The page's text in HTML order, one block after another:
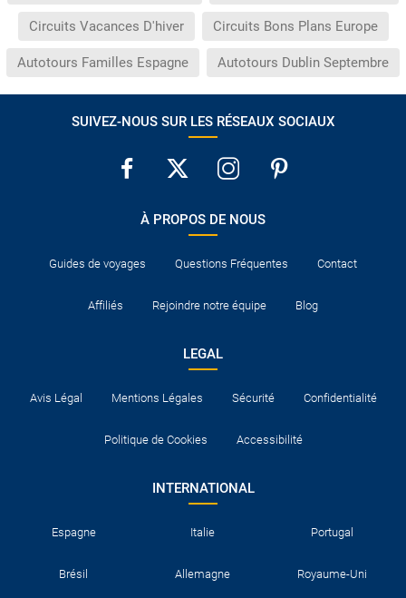
Circuits Vacances D'hiver Circuits Bons Plans Europe
Autotours Familles Espagne Autotours Dublin Septembre
SUIVEZ-NOUS SUR LES RÉSEAUX SOCIAUX
À PROPOS DE NOUS
Guides de voyages Questions Fréquentes Contact
Affiliés Rejoindre notre équipe Blog
LEGAL
Avis Légal Mentions Légales Sécurité Confidentialité
Politique de Cookies Accessibilité
INTERNATIONAL
Espagne Italie Portugal
Brésil Allemagne Royaume-Uni